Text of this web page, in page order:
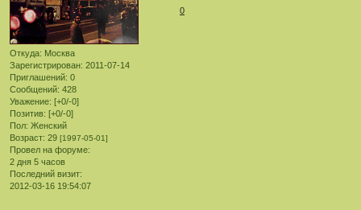
Откуда: Москва
Зарегистрирован: 2011-07-14
Приглашений: 0
Сообщений: 428
Уважение: [+0/-0]
Позитив: [+0/-0]
Пол: Женский
Возраст: 29 [1997-05-01]
Провел на форуме:
2 дня 5 часов
Последний визит:
2012-03-16 19:54:07
0